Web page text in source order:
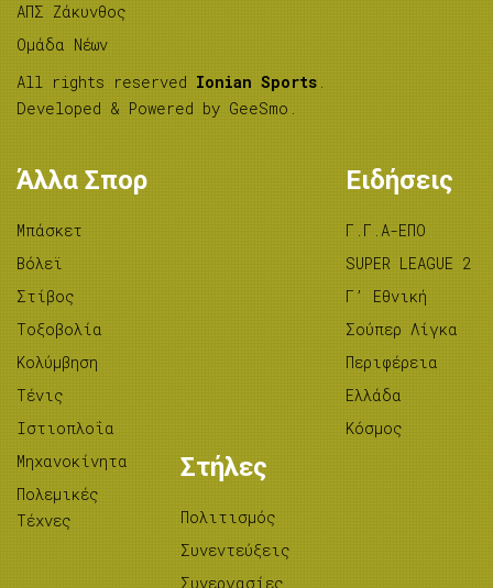
ΑΠΣ Ζάκυνθος
Ομάδα Νέων
All rights reserved Ionian Sports .
Developed & Powered by GeeSmo .
Άλλα Σπορ
Μπάσκετ
Βόλεϊ
Στίβος
Tοξοβολία
Κολύμβηση
Τένις
Ιστιοπλοΐα
Μηχανοκίνητα
Πολεμικές
Τέχνες
Ειδήσεις
Γ.Γ.Α-ΕΠΟ
SUPER LEAGUE 2
Γ’ Εθνική
Σούπερ Λίγκα
Περιφέρεια
Ελλάδα
Κόσμος
Στήλες
Πολιτισμός
Συνεντεύξεις
Συνεργασίες